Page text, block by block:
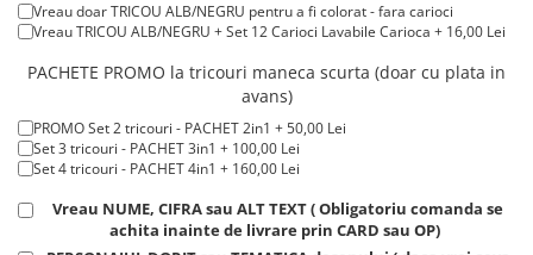
Cadouri pentru Mama
Cadouri Back to school
Cadouri de Paște
Cadouri Traditionale Romanesti
8 Martie
Cadouri pentru CUPLU El & Ea
Cadouri Iubitori de animale
Tricou POLO alb maneca LUNGA 200-220 g/m² marimi COPII + 20,00
Lei
Tricou ROSU maneca LUNGA ( STOC LIMITAT) 100% bumbac, 165 g/m²
- extracost + 20,00 Lei
Vreau doar TRICOU ALB/NEGRU pentru a fi colorat - fara carioci
Vreau TRICOU ALB/NEGRU + Set 12 Carioci Lavabile Carioca + 16,00 Lei
PACHETE PROMO la tricouri maneca scurta (doar cu plata in
avans)
PROMO Set 2 tricouri - PACHET 2in1 + 50,00 Lei
Set 3 tricouri - PACHET 3in1 + 100,00 Lei
Set 4 tricouri - PACHET 4in1 + 160,00 Lei
Vreau NUME, CIFRA sau ALT TEXT ( Obligatoriu comanda se
achita inainte de livrare prin CARD sau OP)